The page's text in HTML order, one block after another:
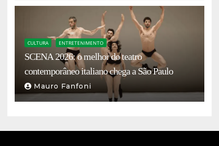
CULTURA ENTRETENIMENTO
SCENA 2026: o melhor do teatro
contemporâneo italiano chega a São Paulo
Mauro Fanfoni